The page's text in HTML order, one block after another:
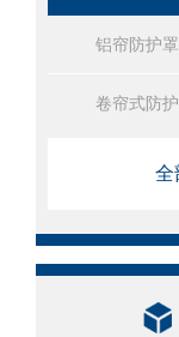
铝帘防护罩
卷帘式防护
全